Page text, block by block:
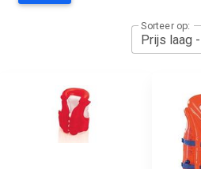
Sorteer op: